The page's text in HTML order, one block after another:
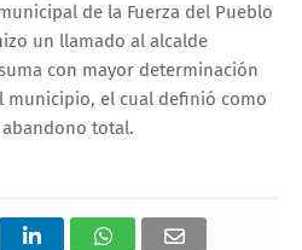
de la Fuerza del Pueblo
un llamado al alcalde
con mayor determinación
municipio, el cual definió como
total.